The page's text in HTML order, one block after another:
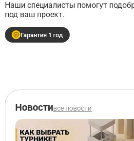
Наши специалисты помогут
под ваш проект.
Гарантия 1 год
Новостивсе новости